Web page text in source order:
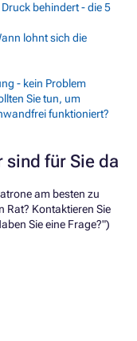
behindert - die 5
lohnt sich die
- kein Problem
Sie tun, um
funktioniert?
sind für Sie da
am besten zu
Rat? Kontaktieren Sie
Sie eine Frage?")